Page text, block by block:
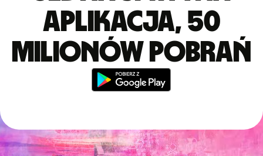
aplikacja, 50
milionów pobrań